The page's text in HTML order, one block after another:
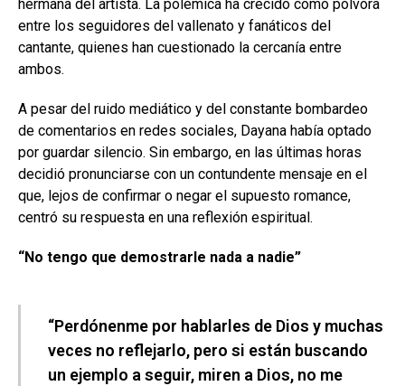
hermana del artista. La polémica ha crecido como pólvora
entre los seguidores del vallenato y fanáticos del
cantante, quienes han cuestionado la cercanía entre
ambos.
A pesar del ruido mediático y del constante bombardeo
de comentarios en redes sociales, Dayana había optado
por guardar silencio. Sin embargo, en las últimas horas
decidió pronunciarse con un contundente mensaje en el
que, lejos de confirmar o negar el supuesto romance,
centró su respuesta en una reflexión espiritual.
“No tengo que demostrarle nada a nadie”
“Perdónenme por hablarles de Dios y muchas
veces no reflejarlo, pero si están buscando
un ejemplo a seguir, miren a Dios, no me